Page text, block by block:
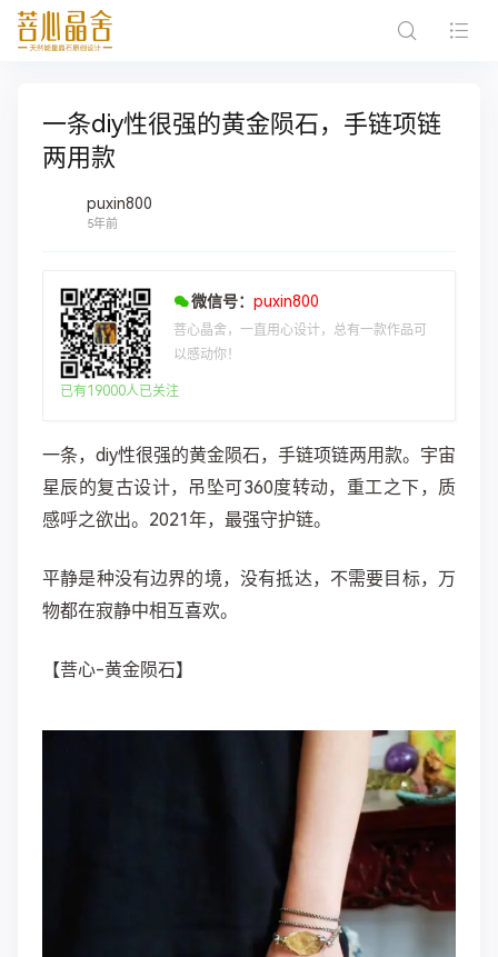
一条diy性很强的黄金陨石，手链项链
两用款
puxin800
5年前
微信号： puxin800
菩心晶舍，一直用心设计，总有一款作品可
以感动你！
已有19000人已关注
一条，diy性很强的黄金陨石，手链项链两用款。宇宙
星辰的复古设计，吊坠可360度转动，重工之下，质
感呼之欲出。2021年，最强守护链。
平静是种没有边界的境，没有抵达，不需要目标，万
物都在寂静中相互喜欢。
【菩心-黄金陨石】